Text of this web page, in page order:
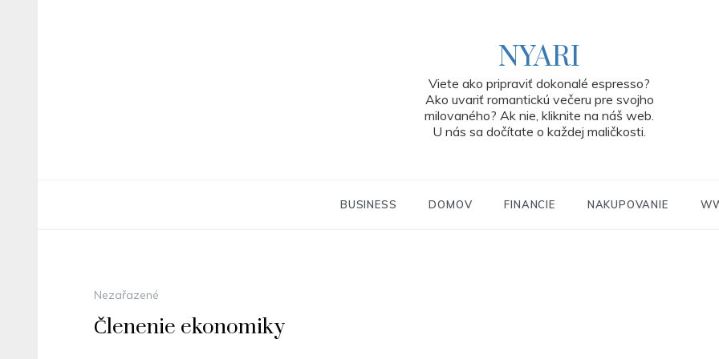
NYARI
Viete ako pripraviť dokonalé espresso?
Ako uvariť romantickú večeru pre svojho
milovaného? Ak nie, kliknite na náš web.
U nás sa dočítate o každej maličkosti.
BUSINESS DOMOV FINANCIE NAKUPOVANIE
Nezařazené
Členenie ekonomiky